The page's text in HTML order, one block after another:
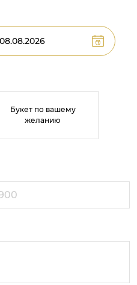
Букет по вашему
желанию